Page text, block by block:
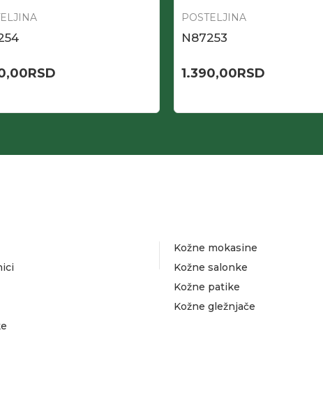
RSD
POSTELJINA
N87253
1.390,00RSD
Kožne mokasine
Kožne salonke
Kožne patike
Kožne gležnjače